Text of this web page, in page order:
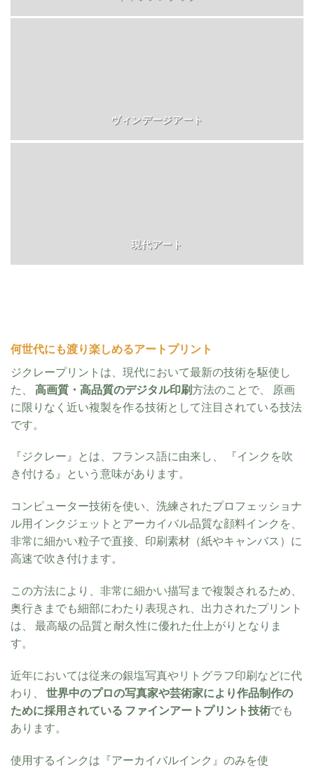
ヴィンデージアート
現代アート
何世代にも渡り楽しめるアートプリント
ジクレープリントは、現代において最新の技術を駆使し
た、 高画質・高品質のデジタル印刷方法のことで、 原画
に限りなく近い複製を作る技術として注目されている技法
です。
『ジクレー』とは、フランス語に由来し、 『インクを吹
き付ける』という意味があります。
コンピューター技術を使い、洗練されたプロフェッショナ
ル用インクジェットとアーカイバル品質な顔料インクを、
非常に細かい粒子で直接、印刷素材（紙やキャンバス）に
高速で吹き付けます。
この方法により、 非常に細かい描写まで複製されるため、
奥行きまでも細部にわたり表現され、出力されたプリント
は、 最高級の品質と耐久性に優れた仕上がりとなりま
す。
近年においては従来の銀塩写真やリトグラフ印刷などに代
わり、 世界中のプロの写真家や芸術家により作品制作の
ために採用されている ファインアートプリント技術でも
あります。
使用するインクは『アーカイバルインク』のみを使